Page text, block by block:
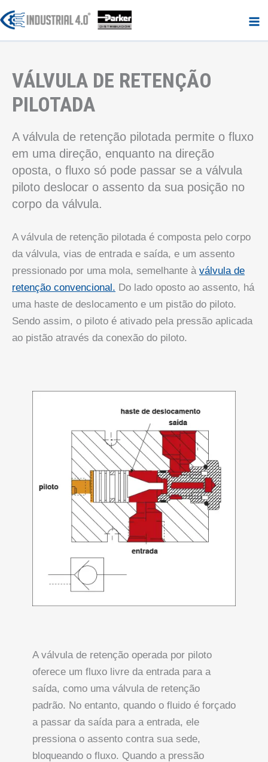
para
o
VÁLVULA DE RETENÇÃO
PILOTADA
A válvula de retenção pilotada permite o fluxo
em uma direção, enquanto na direção
oposta, o fluxo só pode passar se a válvula
piloto deslocar o assento da sua posição no
corpo da válvula.
A válvula de retenção pilotada é composta pelo corpo
da válvula, vias de entrada e saída, e um assento
pressionado por uma mola, semelhante à válvula de
retenção convencional. Do lado oposto ao assento, há
uma haste de deslocamento e um pistão do piloto.
Sendo assim, o piloto é ativado pela pressão aplicada
ao pistão através da conexão do piloto.
A válvula de retenção operada por piloto
oferece um fluxo livre da entrada para a
saída, como uma válvula de retenção
padrão. No entanto, quando o fluido é forçado
a passar da saída para a entrada, ele
pressiona o assento contra sua sede,
bloqueando o fluxo. Quando a pressão